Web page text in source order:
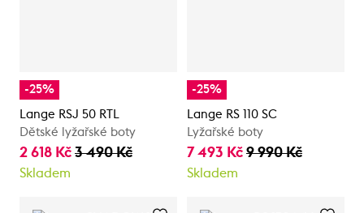
-25%
Lange RSJ 50 RTL
Dětské lyžařské boty
2 618 Kč 3 490 Kč
Skladem
-25%
Lange RS 110 SC
Lyžařské boty
7 493 Kč 9 990 Kč
Skladem